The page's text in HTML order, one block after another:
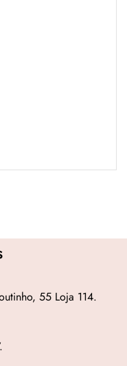
55 Loja 114.